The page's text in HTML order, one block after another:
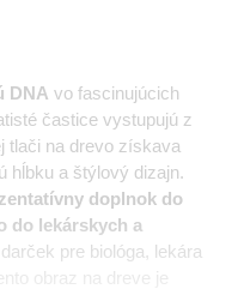
DNA vo fascinujúcich
častice vystupujú z
tlači na drevo získava
hĺbku a štýlový dizajn.
doplnok do
do lekárskych a
pre biológa, lekára
obraz na dreve je